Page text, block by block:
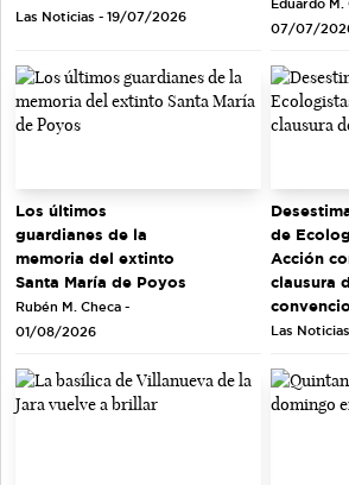
Las Noticias - 19/07/2026
Eduardo M.
07/07/
Los últimos
guardianes de la
memoria del extinto
Santa María de Poyos
Rubén M. Checa -
01/08/2026
de
Acción
clausura
Las